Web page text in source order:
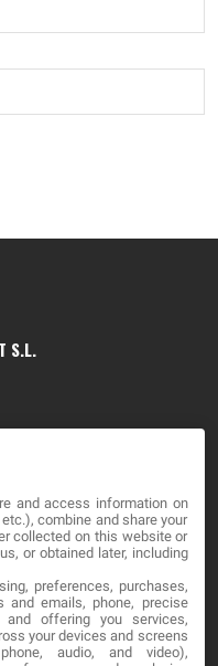
S.L.
and access information on
combine and share your
collected on this website or
or obtained later, including
preferences, purchases,
and emails, phone, precise
and offering you services,
your devices and screens
audio, and video),